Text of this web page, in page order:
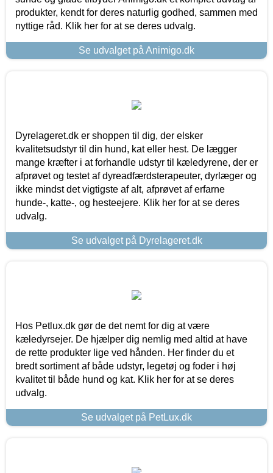
produkter, kendt for deres naturlig godhed, sammen med
nyttige råd. Klik her for at se deres udvalg.
Se udvalget på Animigo.dk
Dyrelageret.dk er shoppen til dig, der elsker
kvalitetsudstyr til din hund, kat eller hest. De lægger
mange kræfter i at forhandle udstyr til kæledyrene, der er
afprøvet og testet af dyreadfærdsterapeuter, dyrlæger og
ikke mindst det vigtigste af alt, afprøvet af erfarne
hunde-, katte-, og hesteejere. Klik her for at se deres
udvalg.
Se udvalget på Dyrelageret.dk
Hos Petlux.dk gør de det nemt for dig at være
kæledyrsejer. De hjælper dig nemlig med altid at have
de rette produkter lige ved hånden. Her finder du et
bredt sortiment af både udstyr, legetøj og foder i høj
kvalitet til både hund og kat. Klik her for at se deres
udvalg.
Se udvalget på PetLux.dk